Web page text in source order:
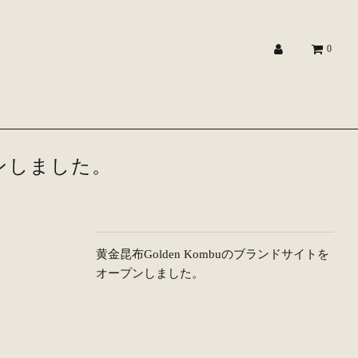
0
ました。
黄金昆布Golden Kombuのブランドサイトを
オープンしました。